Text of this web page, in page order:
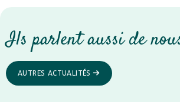
Ils parlent aussi de
AUTRES ACTUALITÉS